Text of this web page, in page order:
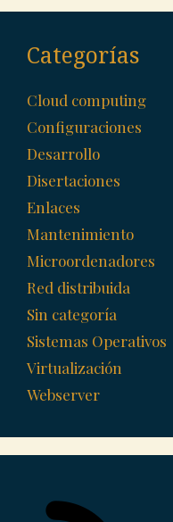
Categorías
Cloud computing
Configuraciones
Desarrollo
Disertaciones
Enlaces
Mantenimiento
Microordenadores
Red distribuida
Sin categoría
Sistemas Operativos
Virtualización
Webserver